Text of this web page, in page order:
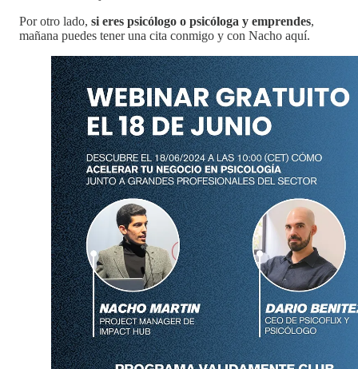
Por otro lado, si eres psicólogo o psicóloga y emprendes,
mañana puedes tener una cita conmigo y con Nacho aquí.